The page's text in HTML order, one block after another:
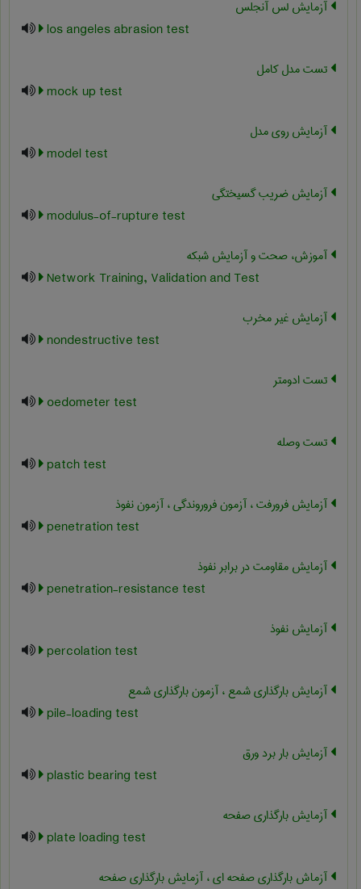
آزمایش لس آنجلس
los angeles abrasion test
تست مدل کامل
mock up test
آزمایش روی مدل
model test
آزمایش ضریب گسیختگی
modulus-of-rupture test
آموزش، صحت و آزمایش شبکه
Network Training, Validation and Test
آزمایش غیر مخرب
nondestructive test
تست ادومتر
oedometer test
تست وصله
patch test
آزمایش فرورفت ، آزمون فروروندگی ، آزمون نفوذ
penetration test
آزمایش مقاومت در برابر نفوذ
penetration-resistance test
آزمایش نفوذ
percolation test
آزمایش بارگذاری شمع ، آزمون بارگذاری شمع
pile-loading test
آزمایش بار برد ورق
plastic bearing test
آزمایش بارگذاری صفحه
plate loading test
آزماش بارگذاری صفحه ای ، آزمایش بارگذاری صفحه